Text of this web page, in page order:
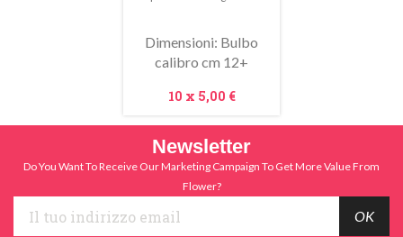
Dimensioni: Bulbo
calibro cm 12+
Prezzo
10 x 5,00 €
Newsletter
Do You Want To Receive Our Marketing Campaign To Get More Value From
Flower?